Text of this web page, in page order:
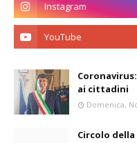
ai cittadini
Domenica,
Circolo